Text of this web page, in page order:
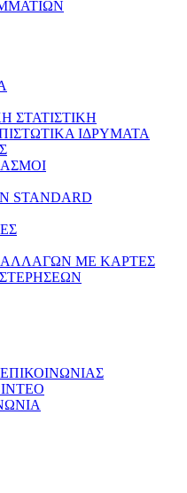
ΣΤΑΤΙΣΤΙΚΗ
ΙΔΡΥΜΑΤΑ
STANDARD
ΜΕ ΚΑΡΤΕΣ